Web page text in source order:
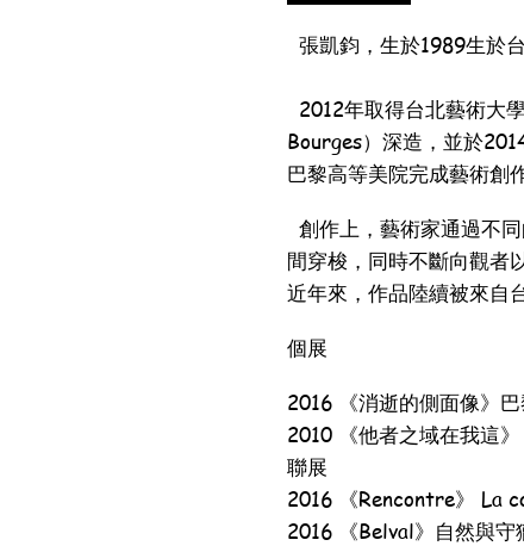
張凱鈞，生於1989生於台
2012年取得台北藝術大
Bourges）深造，並於
巴黎高等美院完成藝術創
創作上，藝術家通過不
間穿梭，同時不斷向觀者
近年來，作品陸續被來自
個展
2016 《消逝的側面像》
2010 《他者之域在我這
聯展
2016 《Rencontre》 La
2016 《Belval》自然與守